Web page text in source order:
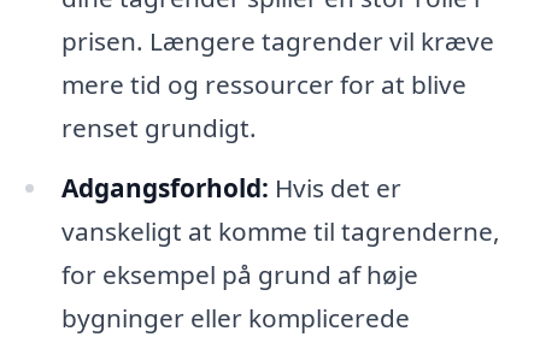
prisen. Længere tagrender vil kræve
mere tid og ressourcer for at blive
renset grundigt.
Adgangsforhold: Hvis det er
vanskeligt at komme til tagrenderne,
for eksempel på grund af høje
bygninger eller komplicerede